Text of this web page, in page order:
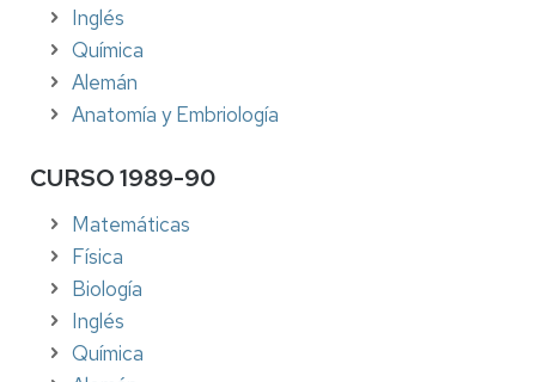
Inglés
Química
Alemán
Anatomía y Embriología
CURSO 1989-90
Matemáticas
Física
Biología
Inglés
Química